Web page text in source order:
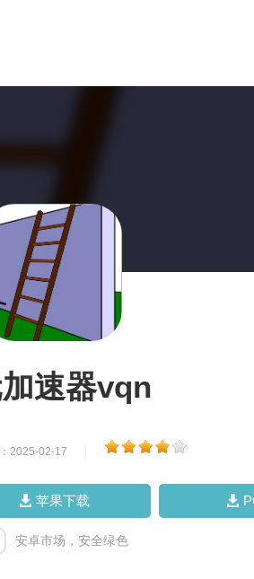
速器vqn
2025-02-17
苹果下载
安卓市场，安全绿色